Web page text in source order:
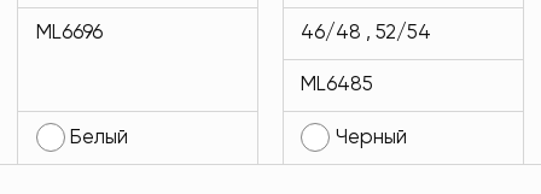
MODLAV ML6696-
ML6696
Белый
черного цвета
MODLAV ML6485-
13
46/48 , 52/54
ML6485
Черный